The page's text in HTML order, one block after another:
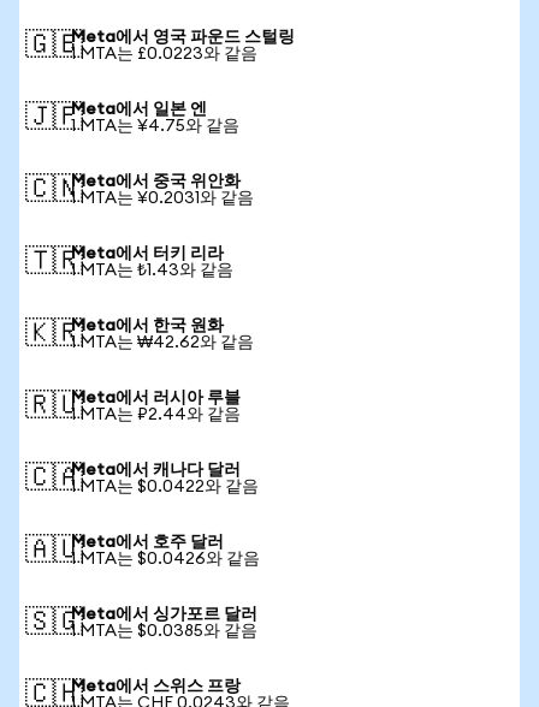
🇬🇧Meta에서 영국 파운드 스털링
1 MTA는 £0.0223와 같음
🇯🇵Meta에서 일본 엔
1 MTA는 ¥4.75와 같음
🇨🇳Meta에서 중국 위안화
1 MTA는 ¥0.2031와 같음
🇹🇷Meta에서 터키 리라
1 MTA는 ₺1.43와 같음
🇰🇷Meta에서 한국 원화
1 MTA는 ₩42.62와 같음
🇷🇺Meta에서 러시아 루블
1 MTA는 ₽2.44와 같음
🇨🇦Meta에서 캐나다 달러
1 MTA는 $0.0422와 같음
🇦🇺Meta에서 호주 달러
1 MTA는 $0.0426와 같음
🇸🇬Meta에서 싱가포르 달러
1 MTA는 $0.0385와 같음
🇨🇭Meta에서 스위스 프랑
1 MTA는 CHF 0.0243와 같음